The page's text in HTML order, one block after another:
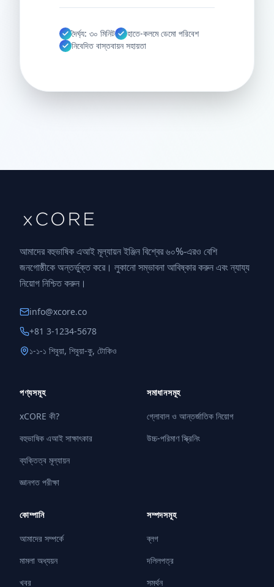
দৈর্ঘ্য: ৩০ মিনিট
হাতে-কলমে ডেমো পরিবেশ
নিবেদিত বাস্তবায়ন সহায়তা
আমাদের বহুভাষিক এআই মূল্যায়ন ইঞ্জিন বিশ্বের ৬০%-এরও বেশি
জনগোষ্ঠীকে অন্তর্ভুক্ত করে। লুকানো সম্ভাবনা আবিষ্কার করুন এবং ন্যায্য
নিয়োগ নিশ্চিত করুন।
info@xcore.co
+81 3-1234-5678
১-১-১ শিবুয়া, শিবুয়া-কু, টোকিও
পণ্যসমূহ
xCORE কী?
বহুভাষিক এআই সাক্ষাৎকার
ব্যক্তিত্ব মূল্যায়ন
জ্ঞানগত পরীক্ষা
সমাধানসমূহ
গ্লোবাল ও আন্তর্জাতিক নিয়োগ
উচ্চ-পরিমাণ স্ক্রিনিং
কোম্পানি
আমাদের সম্পর্কে
মামলা অধ্যয়ন
খবর
সম্পদসমূহ
ব্লগ
দলিলপত্র
সমর্থন